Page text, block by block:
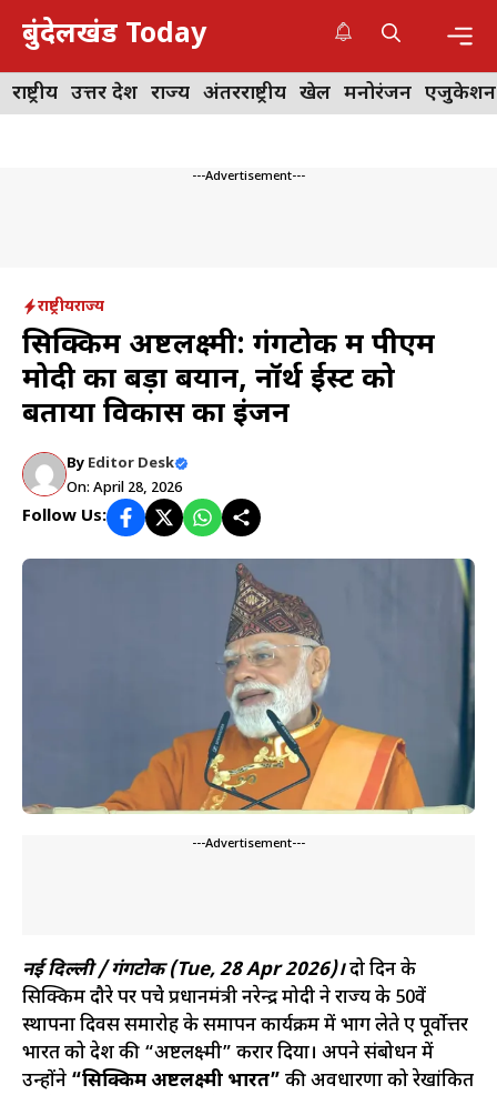
Skip
content
बुंदेलखंड Today
राष्ट्रीय उत्तर प्रदेश राज्य अंतरराष्ट्रीय खेल मनोरंजन एजुकेशन
---Advertisement---
राष्ट्रीयराज्य
सिक्किम अष्टलक्ष्मी: गंगटोक में पीएम
मोदी का बड़ा बयान, नॉर्थ ईस्ट को
बताया विकास का इंजन
By Editor Desk
On: April 28, 2026
Follow Us:
---Advertisement---
नई दिल्ली / गंगटोक (Tue, 28 Apr 2026)।दो दिन के
सिक्किम दौरे पर पहुंचे प्रधानमंत्री नरेन्द्र मोदी ने राज्य के 50वें
स्थापना दिवस समारोह के समापन कार्यक्रम में भाग लेते हुए पूर्वोत्तर
भारत को देश की “अष्टलक्ष्मी” करार दिया। अपने संबोधन में
उन्होंने “सिक्किम अष्टलक्ष्मी भारत” की अवधारणा को रेखांकित